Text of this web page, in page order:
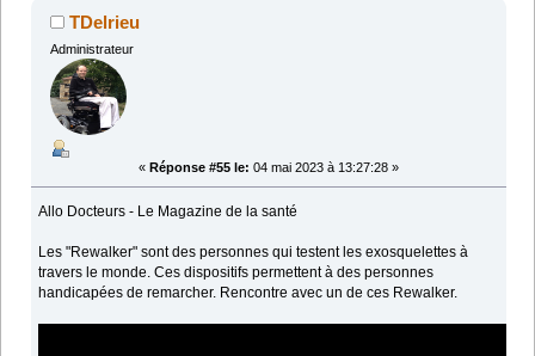
TDelrieu
Administrateur
« Réponse #55 le: 04 mai 2023 à 13:27:28 »
Allo Docteurs - Le Magazine de la santé
Les "Rewalker" sont des personnes qui testent les exosquelettes à
travers le monde. Ces dispositifs permettent à des personnes
handicapées de remarcher. Rencontre avec un de ces Rewalker.